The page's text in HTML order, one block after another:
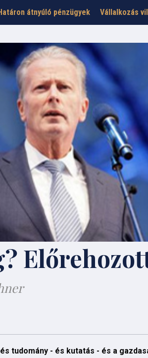
átnyúló pénzügyek Vállalkozás
tudomány - és kutatás - és a